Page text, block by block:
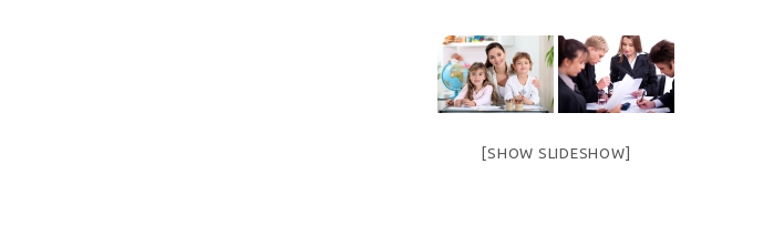
[SHOW SLIDESHOW]